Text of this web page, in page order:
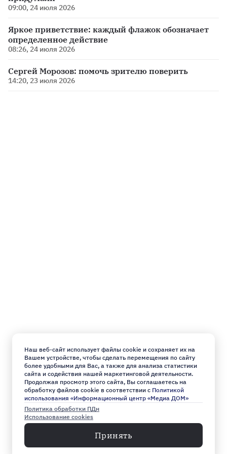
09:00, 24 июля 2026
Яркое приветствие: каждый флажок обозначает
определенное действие
08:26, 24 июля 2026
Сергей Морозов: помочь зрителю поверить
14:20, 23 июля 2026
Наш веб-сайт использует файлы cookie и сохраняет их на
Вашем устройстве, чтобы сделать перемещения по сайту
более удобными для Вас, а также для анализа статистики
сайта и содействия нашей маркетинговой деятельности.
Продолжая просмотр этого сайта, Вы соглашаетесь на
обработку файлов cookie в соответствии с Политикой
использования «Информационный центр «Медиа ДОМ»
Политика обработки ПДн
Использование cookies
Принять